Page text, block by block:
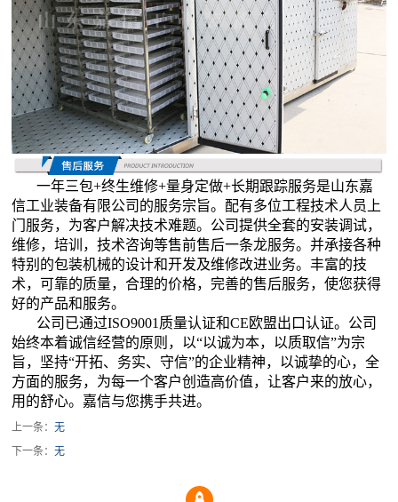
一年三包+终生维修+量身定做+长期跟踪服务是山东嘉
信工业装备有限公司的服务宗旨。配有多位工程技术人员上
门服务，为客户解决技术难题。公司提供全套的安装调试，
维修，培训，技术咨询等售前售后一条龙服务。并承接各种
特别的包装机械的设计和开发及维修改进业务。丰富的技
术，可靠的质量，合理的价格，完善的售后服务，使您获得
好的产品和服务。
公司已通过ISO9001质量认证和CE欧盟出口认证。公司
始终本着诚信经营的原则，以“以诚为本，以质取信”为宗
旨，坚持“开拓、务实、守信”的企业精神，以诚挚的心，全
方面的服务，为每一个客户创造高价值，让客户来的放心，
用的舒心。嘉信与您携手共进。
上一条：无
下一条：无